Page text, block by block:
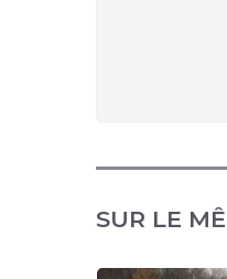
SUR LE